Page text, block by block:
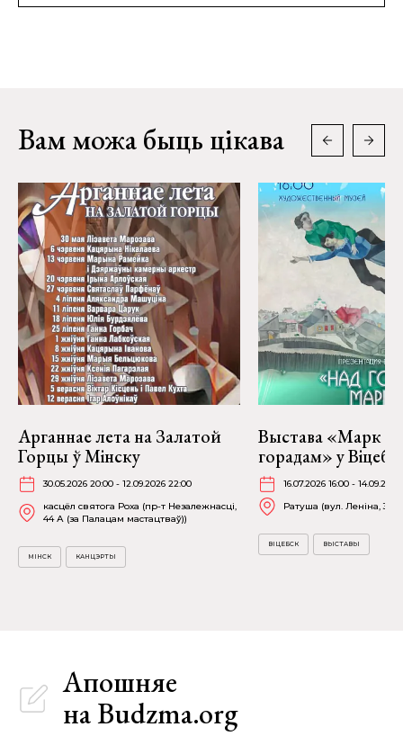
Вам можа быць цікава
Арганнае лета на Залатой
Горцы ў Мінску
30.05.2026 20:00 - 12.09.2026 22:00
касцёл святога Роха (пр-т Незалежнасці,
44 А (за Палацам мастацтваў))
МІНСК КАНЦЭРТЫ
Выстава «Марк
горадам» у
16.07.2026 16:00 -
Ратуша (вул. Леніна, 36)
ВІЦЕБСК ВЫСТАВЫ
Апошняе
на Budzma.org